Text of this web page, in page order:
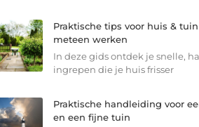
Praktische tips voor huis &
meteen werken
In deze gids ontdek je snelle,
ingrepen die je huis frisser
Praktische handleiding voor
en een fijne tuin